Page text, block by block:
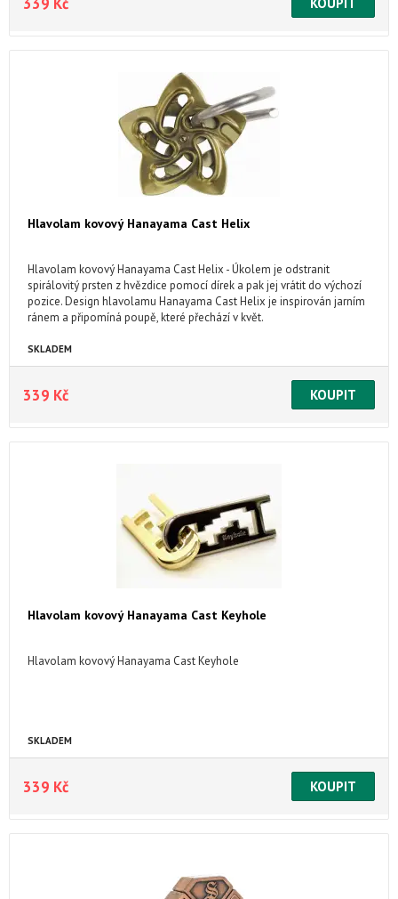
Hlavolam kovový Hanayama Cast Helix
Hlavolam kovový Hanayama Cast Helix - Úkolem je odstranit
spirálovitý prsten z hvězdice pomocí dírek a pak jej vrátit do výchozí
pozice. Design hlavolamu Hanayama Cast Helix je inspirován jarním
ránem a připomíná poupě, které přechází v květ.
SKLADEM
339 Kč
Hlavolam kovový Hanayama Cast Keyhole
Hlavolam kovový Hanayama Cast Keyhole
SKLADEM
339 Kč